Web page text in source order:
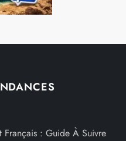
: Guide À Suivre